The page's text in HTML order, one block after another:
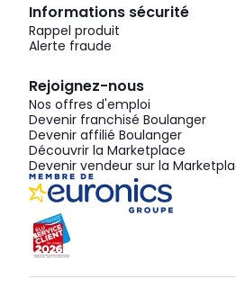
Informations sécurité
Rappel produit
Alerte fraude
Rejoignez-nous
Nos offres d'emploi
Devenir franchisé Boulanger
Devenir affilié Boulanger
Découvrir la Marketplace
Devenir vendeur sur la